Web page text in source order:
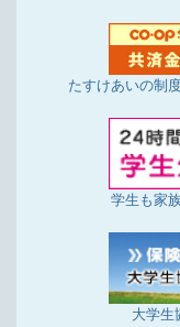
たすけあいの制
学生も家
大学生